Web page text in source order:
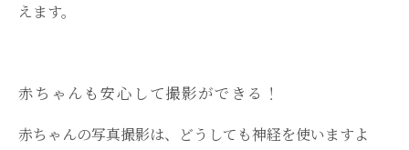
えます。
赤ちゃんも安心して撮影ができる！
赤ちゃんの写真撮影は、どうしても神経を使いますよ